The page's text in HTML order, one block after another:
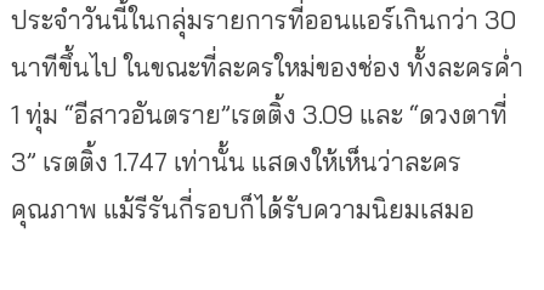
ประจำวันนี้ในกลุ่มรายการที่ออนแอร์เกินกว่า 30
นาทีขึ้นไป ในขณะที่ละครใหม่ของช่อง ทั้งละครค่ำ
1 ทุ่ม “อีสาวอันตราย”เรตติ้ง 3.09 และ “ดวงตาที่
3” เรตติ้ง 1.747 เท่านั้น แสดงให้เห็นว่าละคร
คุณภาพ แม้รีรันกี่รอบก็ได้รับความนิยมเสมอ